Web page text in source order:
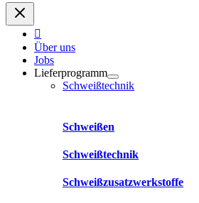
Über uns
Jobs
Lieferprogramm
Schweißtechnik
Schweißen
Schweißtechnik
Schweißzusatzwerkstoffe